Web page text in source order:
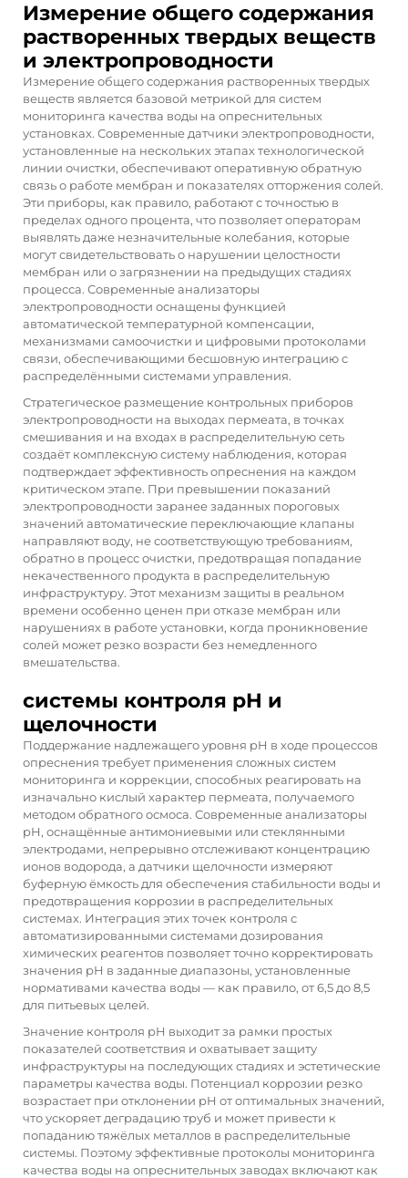
Измерение общего содержания
растворенных твердых веществ
и электропроводности
Измерение общего содержания растворенных твердых
веществ является базовой метрикой для систем
мониторинга качества воды на опреснительных
установках. Современные датчики электропроводности,
установленные на нескольких этапах технологической
линии очистки, обеспечивают оперативную обратную
связь о работе мембран и показателях отторжения солей.
Эти приборы, как правило, работают с точностью в
пределах одного процента, что позволяет операторам
выявлять даже незначительные колебания, которые
могут свидетельствовать о нарушении целостности
мембран или о загрязнении на предыдущих стадиях
процесса. Современные анализаторы
электропроводности оснащены функцией
автоматической температурной компенсации,
механизмами самоочистки и цифровыми протоколами
связи, обеспечивающими бесшовную интеграцию с
распределёнными системами управления.
Стратегическое размещение контрольных приборов
электропроводности на выходах пермеата, в точках
смешивания и на входах в распределительную сеть
создаёт комплексную систему наблюдения, которая
подтверждает эффективность опреснения на каждом
критическом этапе. При превышении показаний
электропроводности заранее заданных пороговых
значений автоматические переключающие клапаны
направляют воду, не соответствующую требованиям,
обратно в процесс очистки, предотвращая попадание
некачественного продукта в распределительную
инфраструктуру. Этот механизм защиты в реальном
времени особенно ценен при отказе мембран или
нарушениях в работе установки, когда проникновение
солей может резко возрасти без немедленного
вмешательства.
системы контроля pH и
щелочности
Поддержание надлежащего уровня pH в ходе процессов
опреснения требует применения сложных систем
мониторинга и коррекции, способных реагировать на
изначально кислый характер пермеата, получаемого
методом обратного осмоса. Современные анализаторы
pH, оснащённые антимониевыми или стеклянными
электродами, непрерывно отслеживают концентрацию
ионов водорода, а датчики щелочности измеряют
буферную ёмкость для обеспечения стабильности воды и
предотвращения коррозии в распределительных
системах. Интеграция этих точек контроля с
автоматизированными системами дозирования
химических реагентов позволяет точно корректировать
значения pH в заданные диапазоны, установленные
нормативами качества воды — как правило, от 6,5 до 8,5
для питьевых целей.
Значение контроля pH выходит за рамки простых
показателей соответствия и охватывает защиту
инфраструктуры на последующих стадиях и эстетические
параметры качества воды. Потенциал коррозии резко
возрастает при отклонении pH от оптимальных значений,
что ускоряет деградацию труб и может привести к
попаданию тяжёлых металлов в распределительные
системы. Поэтому эффективные протоколы мониторинга
качества воды на опреснительных заводах включают как